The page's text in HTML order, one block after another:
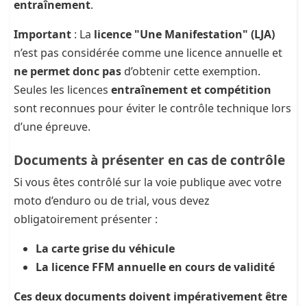
entraînement.
Important : La licence "Une Manifestation" (LJA)
n’est pas considérée comme une licence annuelle et
ne permet donc pas d’obtenir cette exemption.
Seules les licences entraînement et compétition
sont reconnues pour éviter le contrôle technique lors
d’une épreuve.
Documents à présenter en cas de contrôle
Si vous êtes contrôlé sur la voie publique avec votre
moto d’enduro ou de trial, vous devez
obligatoirement présenter :
La carte grise du véhicule
La licence FFM annuelle en cours de validité
Ces deux documents doivent impérativement être